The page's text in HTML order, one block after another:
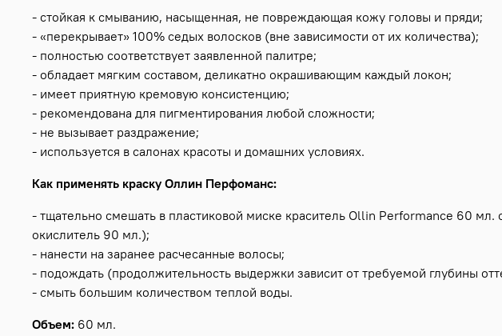
- стойкая к смыванию, насыщенная, не повреждающая кожу головы и пряди;
- «перекрывает» 100% седых волосков (вне зависимости от их количества);
- полностью соответствует заявленной палитре;
- обладает мягким составом, деликатно окрашивающим каждый локон;
- имеет приятную кремовую консистенцию;
- рекомендована для пигментирования любой сложности;
- не вызывает раздражение;
- используется в салонах красоты и домашних условиях.
Как применять краску Оллин Перфоманс:
- тщательно смешать в пластиковой миске краситель Ollin Performance 60
окислитель 90 мл.);
- нанести на заранее расчесанные волосы;
- подождать (продолжительность выдержки зависит от требуемой глубины
- смыть большим количеством теплой воды.
Объем: 60 мл.